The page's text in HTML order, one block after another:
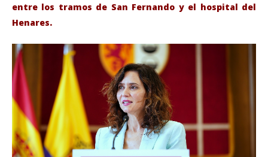
VIENDO AHORA
El Gobierno de Ayuso, invierte otros 28,2 millones de
€ en obras de mejora de la Línea 7B de Metro entre
San Fernando – Hospital del Henares.
entre los tramos de San Fernando y el hospital del
Henares.